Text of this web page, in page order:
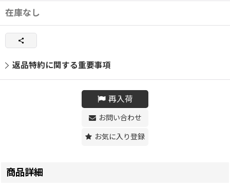
在庫なし
返品特約に関する重要事項
再入荷
お問い合わせ
お気に入り登録
商品詳細